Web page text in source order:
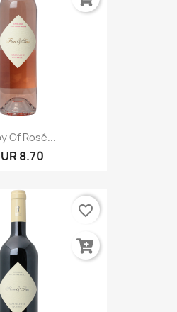
Of Rosé...
8.70
favorite_border